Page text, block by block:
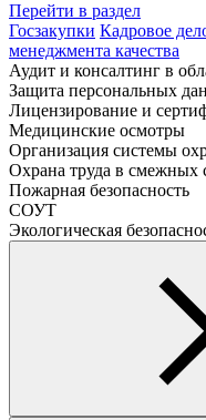
Перейти в раздел
Госзакупки Кадровое
менеджмента качества
Аудит и консалтинг в
Защита персональных
Лицензирование и
Медицинские осмотры
Организация системы
Охрана труда в смежных
Пожарная безопасность
СОУТ
Экологическая